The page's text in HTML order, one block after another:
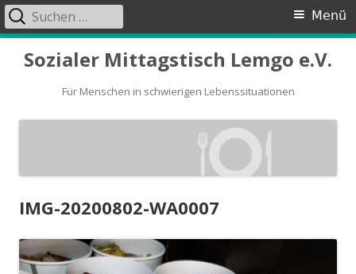
Sozialer Mittagstisch Lemgo e.V.
Für Menschen in schwierigen Lebenssituationen
Primäres
Menü
Menü
Suchen
nach:
IMG-20200802-WA0007